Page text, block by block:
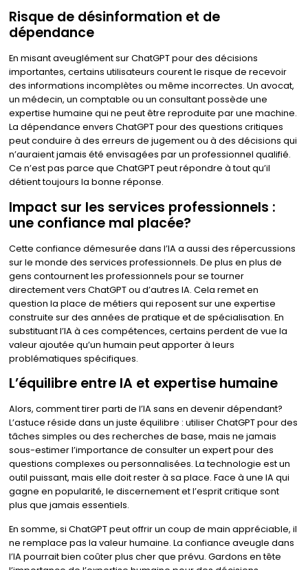
Risque de désinformation et de
dépendance
En misant aveuglément sur ChatGPT pour des décisions
importantes, certains utilisateurs courent le risque de recevoir
des informations incomplètes ou même incorrectes. Un avocat,
un médecin, un comptable ou un consultant possède une
expertise humaine qui ne peut être reproduite par une machine.
La dépendance envers ChatGPT pour des questions critiques
peut conduire à des erreurs de jugement ou à des décisions qui
n’auraient jamais été envisagées par un professionnel qualifié.
Ce n’est pas parce que ChatGPT peut répondre à tout qu’il
détient toujours la bonne réponse.
Impact sur les services professionnels :
une confiance mal placée?
Cette confiance démesurée dans l’IA a aussi des répercussions
sur le monde des services professionnels. De plus en plus de
gens contournent les professionnels pour se tourner
directement vers ChatGPT ou d’autres IA. Cela remet en
question la place de métiers qui reposent sur une expertise
construite sur des années de pratique et de spécialisation. En
substituant l’IA à ces compétences, certains perdent de vue la
valeur ajoutée qu’un humain peut apporter à leurs
problématiques spécifiques.
L’équilibre entre IA et expertise humaine
Alors, comment tirer parti de l’IA sans en devenir dépendant?
L’astuce réside dans un juste équilibre : utiliser ChatGPT pour des
tâches simples ou des recherches de base, mais ne jamais
sous-estimer l’importance de consulter un expert pour des
questions complexes ou personnalisées. La technologie est un
outil puissant, mais elle doit rester à sa place. Face à une IA qui
gagne en popularité, le discernement et l’esprit critique sont
plus que jamais essentiels.
En somme, si ChatGPT peut offrir un coup de main appréciable, il
ne remplace pas la valeur humaine. La confiance aveugle dans
l’IA pourrait bien coûter plus cher que prévu. Gardons en tête